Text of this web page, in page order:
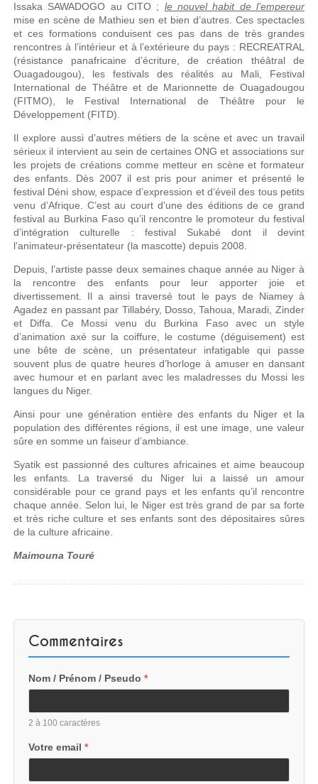
Issaka SAWADOGO au CITO ; le nouvel habit de l’empereur
mise en scène de Mathieu sen et bien d’autres. Ces spectacles
et ces formations conduisent ces pas dans de très grandes
rencontres à l’intérieur et à l’extérieure du pays : RECREATRAL
(résistance panafricaine d’écriture, de création théâtral de
Ouagadougou), les festivals des réalités au Mali, Festival
International de Théâtre et de Marionnette de Ouagadougou
(FITMO), le Festival International de Théâtre pour le
Développement (FITD).
Il explore aussi d’autres métiers de la scène et avec un travail
sérieux il intervient au sein de certaines ONG et associations sur
les projets de créations comme metteur en scène et formateur
des enfants. Dès 2007 il est pris pour animer et présenté le
festival Déni show, espace d’expression et d’éveil des tous petits
venu d’Afrique. C’est au court d’une des éditions de ce grand
festival au Burkina Faso qu’il rencontre le promoteur du festival
d’intégration culturelle : festival Sukabé dont il devint
l’animateur-présentateur (la mascotte) depuis 2008.
Depuis, l’artiste passe deux semaines chaque année au Niger à
la rencontre des enfants pour leur apporter joie et
divertissement. Il a ainsi traversé tout le pays de Niamey à
Agadez en passant par Tillabéry, Dosso, Tahoua, Maradi, Zinder
et Diffa. Ce Mossi venu du Burkina Faso avec un style
d’animation axé sur la coiffure, le costume (déguisement) est
une bête de scène, un présentateur infatigable qui passe
souvent plus de quatre heures d’horloge à amuser en dansant
avec humour et en parlant avec les maladresses du Mossi les
langues du Niger.
Ainsi pour une génération entière des enfants du Niger et la
population des différentes régions, il est une image, une valeur
sûre en somme un faiseur d’ambiance.
Syatik est passionné des cultures africaines et aime beaucoup
les enfants. La traversé du Niger lui a laissé un amour
considérable pour ce grand pays et les enfants qu’il rencontre
chaque année. Selon lui, le Niger est très grand de par sa forte
et très riche culture et ses enfants sont des dépositaires sûres
de la culture africaine.
Maimouna Touré
Commentaires
Nom / Prénom / Pseudo*
2 à 100 caractères
Votre email*